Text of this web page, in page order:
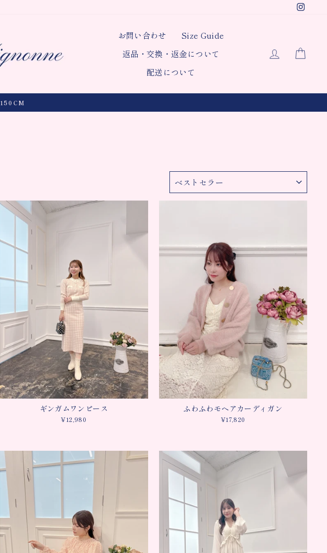
お問い合わせ
Size Guide
返品・交換・返金について
配送について
ログイン
BELLE MIGNONNE ...
ソ
ー
ギンガムワンピース
¥12,980
ふわふわモヘアカーディガン
¥17,820